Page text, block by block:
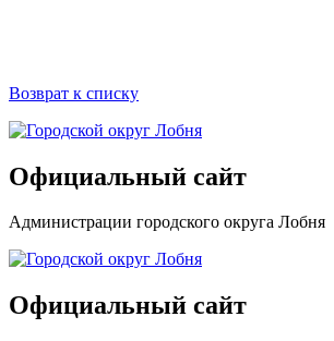
Возврат к списку
Официальный сайт
Администрации городского округа Лобня
Официальный сайт